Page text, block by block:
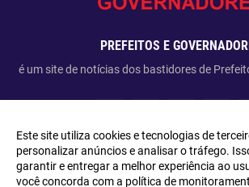
PREFEITOS E
é um site de notícias dos bastidores de
Copyright ©2026 Prefeitos e
Este site utiliza cookies e tecnologias de
personalizar anúncios e analisar o tráfego.
garantir e entregar a melhor experiência ao
você concorda com a política de